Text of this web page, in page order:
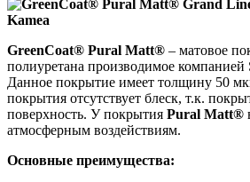
GreenCoat® Pural Matt® – матовое
полиуретана производимое
Данное покрытие имеет толщину 50
покрытия отсутствует блеск, т.к.
поверхность. У покрытия Pural Matt®
атмосферным воздействиям.
Основные преимущества: